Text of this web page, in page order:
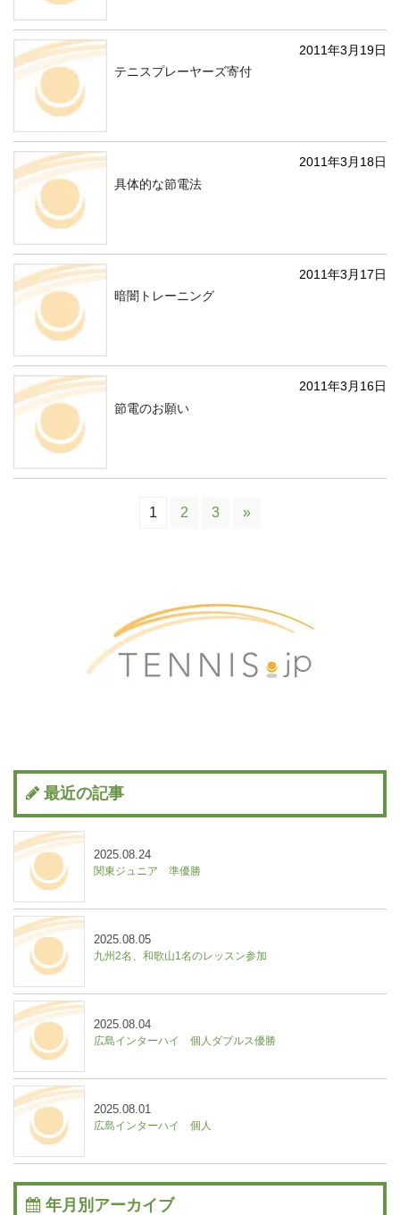
2011年3月19日
テニスプレーヤーズ寄付
2011年3月18日
具体的な節電法
2011年3月17日
暗闇トレーニング
2011年3月16日
節電のお願い
1 2 3 »
最近の記事
関東ジュニア 準優勝
2025.08.24
九州2名、和歌山1名のレッスン参加
2025.08.05
広島インターハイ 個人ダブルス優勝
2025.08.04
広島インターハイ 個人
2025.08.01
年月別アーカイブ